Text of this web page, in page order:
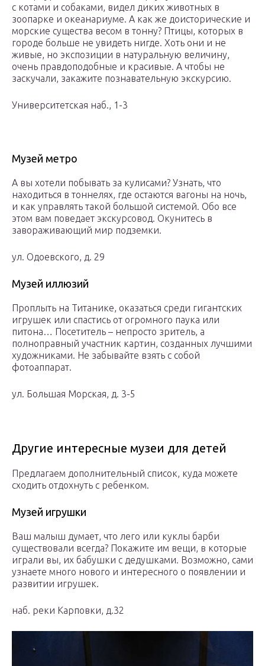
с котами и собаками, видел диких животных в
зоопарке и океанариуме. А как же доисторические и
морские существа весом в тонну? Птицы, которых в
городе больше не увидеть нигде. Хоть они и не
живые, но экспозиции в натуральную величину,
очень правдоподобные и красивые. А чтобы не
заскучали, закажите познавательную экскурсию.
Университетская наб., 1-3
Музей метро
А вы хотели побывать за кулисами? Узнать, что
находиться в тоннелях, где остаются вагоны на ночь,
и как управлять такой большой системой. Обо все
этом вам поведает экскурсовод. Окунитесь в
завораживающий мир подземки.
ул. Одоевского, д. 29
Музей иллюзий
Проплыть на Титанике, оказаться среди гигантских
игрушек или спастись от огромного паука или
питона… Посетитель – непросто зритель, а
полноправный участник картин, созданных лучшими
художниками. Не забывайте взять с собой
фотоаппарат.
ул. Большая Морская, д. 3-5
Другие интересные музеи для детей
Предлагаем дополнительный список, куда можете
сходить отдохнуть с ребенком.
Музей игрушки
Ваш малыш думает, что лего или куклы барби
существовали всегда? Покажите им вещи, в которые
играли вы, их бабушки с дедушками. Возможно, сами
узнаете много нового и интересного о появлении и
развитии игрушек.
наб. реки Карповки, д.32